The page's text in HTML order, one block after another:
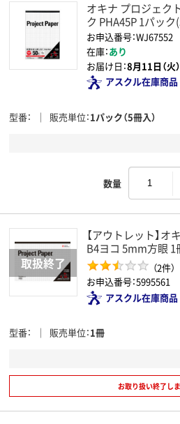
オキナ プロジェク
ク PHA45P 1パック
お申込番号：WJ67552
在庫：あり
お届け日：8月11日（火）
アスクル在庫商品
型番 販売単位 1パック（5冊入）
数量
【アウトレット】
B4ヨコ 5mm方眼 1
（2件）
お申込番号：5995561
アスクル在庫商品
型番 販売単位 1冊
お取り扱い終了し